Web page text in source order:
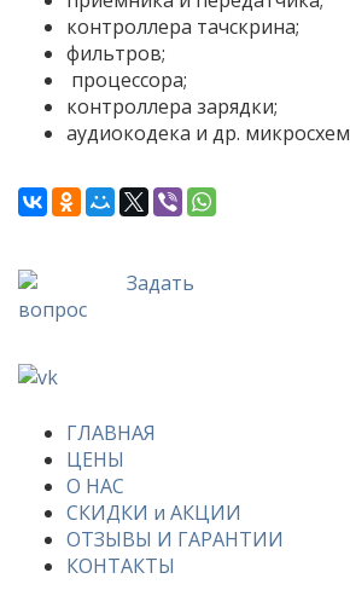
контроллера тачскрина;
фильтров;
процессора;
контроллера зарядки;
аудиокодека и др. микросхем
Задать
вопрос
ГЛАВНАЯ
ЦЕНЫ
О НАС
СКИДКИ и АКЦИИ
ОТЗЫВЫ И ГАРАНТИИ
КОНТАКТЫ